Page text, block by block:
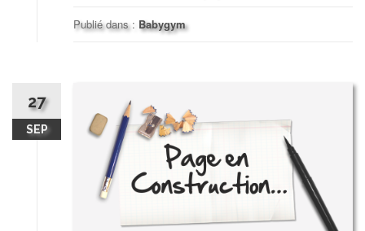
Publié dans : Babygym
27
SEP